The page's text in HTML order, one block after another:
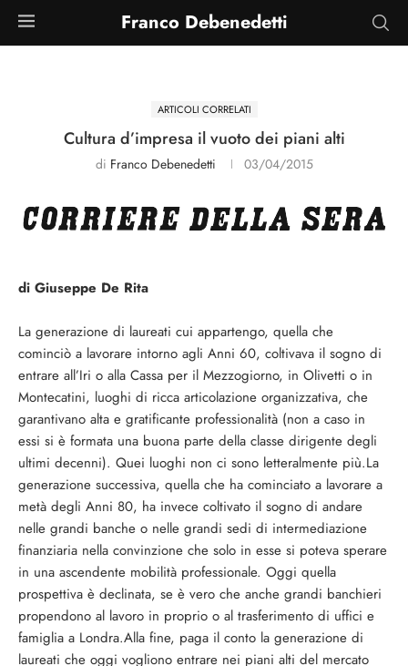
Franco Debenedetti
ARTICOLI CORRELATI
Cultura d’impresa il vuoto dei piani alti
di Franco Debenedetti 03/04/2015
di Giuseppe De Rita
La generazione di laureati cui appartengo, quella che
cominciò a lavorare intorno agli Anni 60, coltivava il sogno di
entrare all’Iri o alla Cassa per il Mezzogiorno, in Olivetti o in
Montecatini, luoghi di ricca articolazione organizzativa, che
garantivano alta e gratificante professionalità (non a caso in
essi si è formata una buona parte della classe dirigente degli
ultimi decenni). Quei luoghi non ci sono letteralmente più.La
generazione successiva, quella che ha cominciato a lavorare a
metà degli Anni 80, ha invece coltivato il sogno di andare
nelle grandi banche o nelle grandi sedi di intermediazione
finanziaria nella convinzione che solo in esse si poteva sperare
in una ascendente mobilità professionale. Oggi quella
prospettiva è declinata, se è vero che anche grandi banchieri
propendono al lavoro in proprio o al trasferimento di uffici e
famiglia a Londra.Alla fine, paga il conto la generazione di
laureati che oggi vogliono entrare nei piani alti del mercato